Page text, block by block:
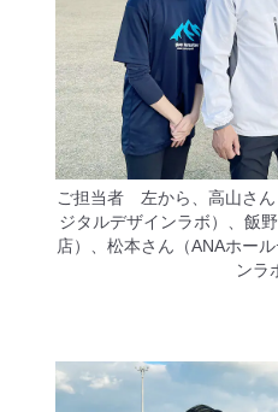
ご担当者 左から、高山さん
ジタルデザインラボ）、飯
店）、松本さん（ANAホー
ンラ